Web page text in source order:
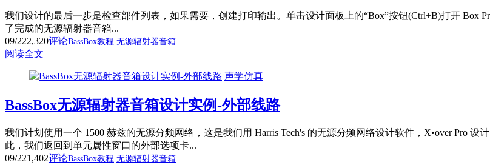
我们设计的最后一步是检查部件列表，如果需要，创建打印输出。单击设计面板上的“Box”按钮(Ctrl+B)打开 Box
了完成的无源辐射器音箱...
09/222,320评论BassBox教程 无源辐射器音箱
阅读全文
声学仿真
BassBox无源辐射器音箱设计实例-外部线路
我们计划使用一个 1500 赫兹的无源分频网络，这是我们用 Harris Tech's 的无源分频网络设计软件，X•over Pro
此，我们返回到单元属性窗口的外部选项卡...
09/221,402评论BassBox教程 无源辐射器音箱